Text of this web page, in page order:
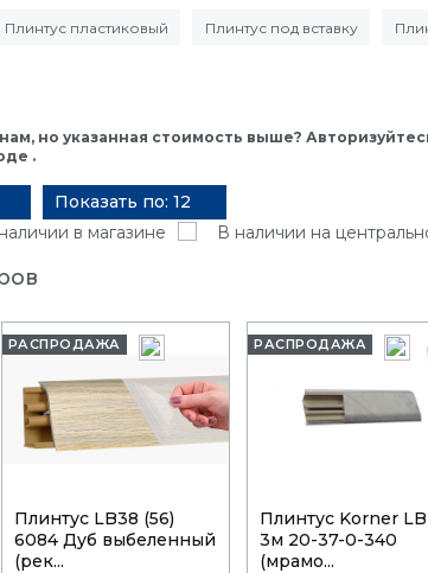
Плинтус пластиковый Плинтус под вставку
но указанная стоимость выше?
.
Показать по: 12
в магазине В наличии на
РАСПРОДАЖА
Плинтус LB38 (56)
6084 Дуб выбеленный
(рек...
РАСПРОДАЖА
Плинтус Korner
3м 20-37-0-340
(мрамо...